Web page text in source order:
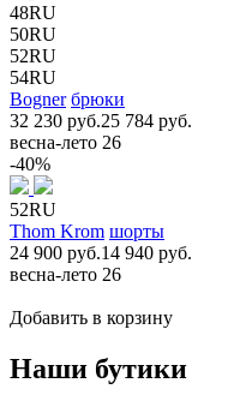
48RU
50RU
52RU
54RU
Bogner брюки
32 230 руб.25 784 руб.
весна-лето 26
-40%
52RU
Thom Krom шорты
24 900 руб.14 940 руб.
весна-лето 26
Добавить в корзину
Наши бутики